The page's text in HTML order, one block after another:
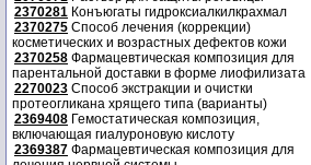
2370281 Конъюгаты гидроксиалкилкрахмал
2370275 Способ лечения (коррекции)
косметических и возрастных дефектов кожи
2370258 Фармацевтическая композиция для
парентальной доставки в форме лиофилизата
2270023 Способ экстракции и очистки
протеогликана хрящего типа (варианты)
2369408 Гемостатическая композиция,
включающая гиалуроновую кислоту
2369387 Фармацевтическая композиция для